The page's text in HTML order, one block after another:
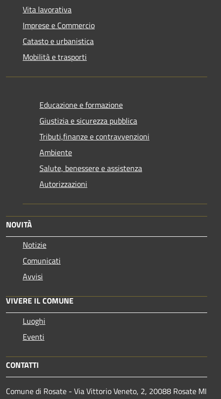
Vita lavorativa
Imprese e Commercio
Catasto e urbanistica
Mobilità e trasporti
Educazione e formazione
Giustizia e sicurezza pubblica
Tributi,finanze e contravvenzioni
Ambiente
Salute, benessere e assistenza
Autorizzazioni
NOVITÀ
Notizie
Comunicati
Avvisi
VIVERE IL COMUNE
Luoghi
Eventi
CONTATTI
Comune di Rosate - Via Vittorio Veneto, 2, 20088 Rosate MI